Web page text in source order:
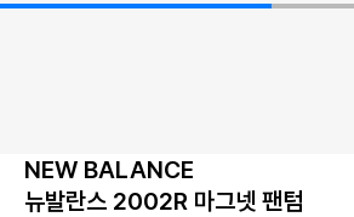
NEW BALANCE
뉴발란스 2002R 마그넷 팬텀